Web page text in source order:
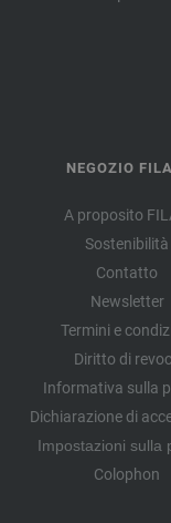
NEGOZIO
A proposito
Sostenibilità
Contatto
Newsletter
Termini e
Diritto di
Informativa sulla
Dichiarazione di
Impostazioni sulla
Colophon